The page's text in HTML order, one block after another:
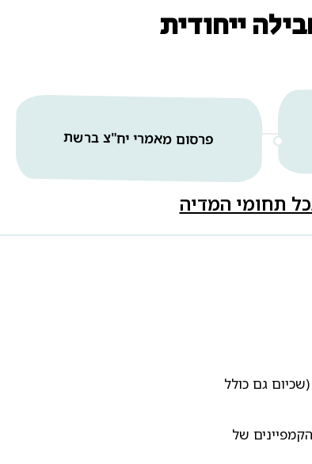
ייחודית
פרסום מאמרי יח"צ ברשת
תחומי המדיה
משם לקחתי קורס בקידום אתרים, קיבלתי את התשובות שכל כך רציתי ונשאבתי לעולם ה-SEO (שכיום גם כולל
של